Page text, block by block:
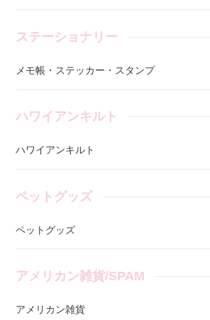
ステーショナリー
メモ帳・ステッカー・スタンプ
ハワイアンキルト
ハワイアンキルト
ペットグッズ
ペットグッズ
アメリカン雑貨/SPAM
アメリカン雑貨